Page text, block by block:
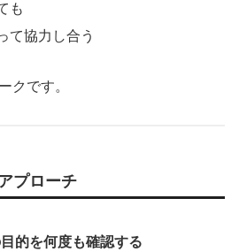
も
て協力し合う
クです。
プローチ
的を何度も確認する